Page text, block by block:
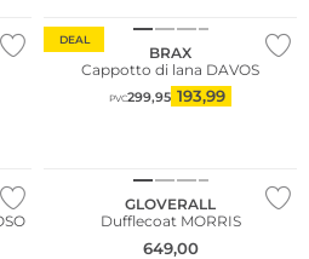
DEAL
BRAX
Cappotto di lana DAVOS
PVC299,95 193,99
GLOVERALL
Dufflecoat MORRIS
649,00